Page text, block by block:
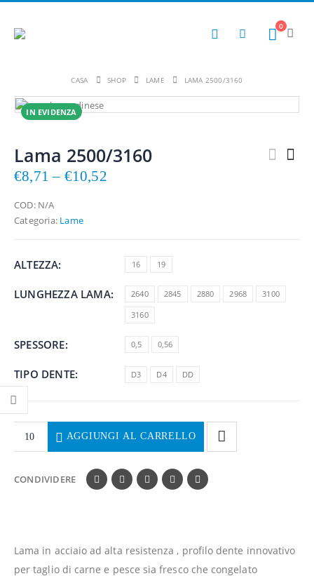
0
CASA SHOP LAME LAMA 2500/3160
IN EVIDENZA
Lama 2500/3160
€8,71 – €10,52
COD: N/A
Categoria: Lame
ALTEZZA 16 19
LUNGHEZZA LAMA 2640 2845 2880 2968
3100
3160
SPESSORE 0,5 0,56
TIPO DENTE D3 D4 DD
AGGIUNGI AL CARRELLO
CONDIVIDERE
Lama in acciaio ad alta resistenza , profilo dente innovativo
per taglio di carne e pesce sia fresco che congelato
cm. 30
0out of 5
0out of 5
€145,58
Acciaino ovale DICKORON cm. 30